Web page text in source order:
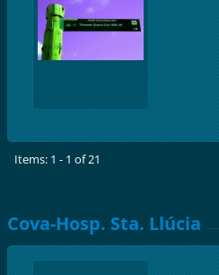
Items: 1 - 1 of 21
Cova-Hosp. Sta. Llúcia